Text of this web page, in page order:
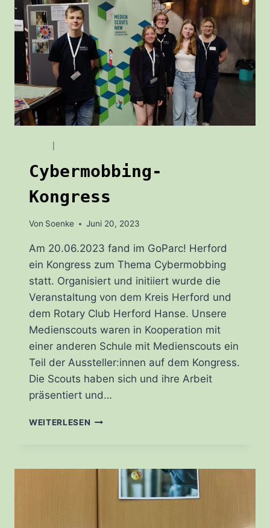
Cybermobbing-
Kongress
Von Soenke Juni 20, 2023
Am 20.06.2023 fand im GoParc! Herford
ein Kongress zum Thema Cybermobbing
statt. Organisiert und initiiert wurde die
Veranstaltung von dem Kreis Herford und
dem Rotary Club Herford Hanse. Unsere
Medienscouts waren in Kooperation mit
einer anderen Schule mit Medienscouts ein
Teil der Aussteller:innen auf dem Kongress.
Die Scouts haben sich und ihre Arbeit
präsentiert und…
WEITERLESEN CYBERMOBBING-